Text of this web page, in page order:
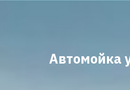
Автомойка